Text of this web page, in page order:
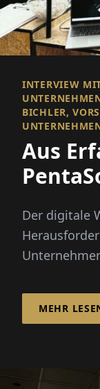
INTERVIEW
BICHLER,
Aus
Der digitale
MEHR